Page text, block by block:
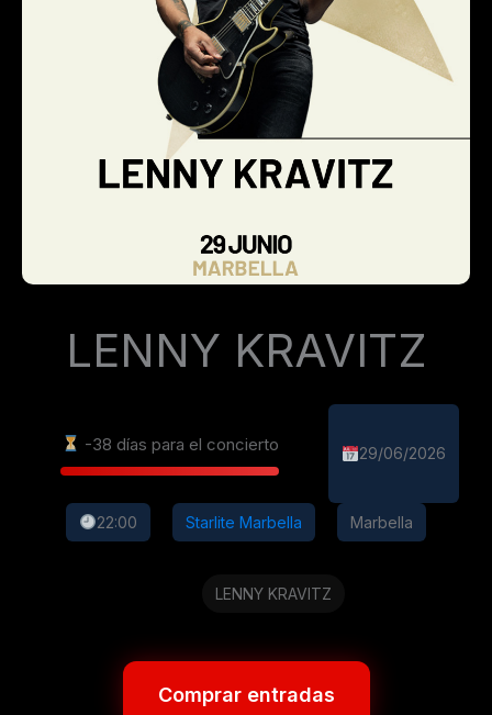
LENNY KRAVITZ
-38 días para el concierto 29/06/2026
22:00 Starlite Marbella Marbella
LENNY KRAVITZ
Comprar entradas